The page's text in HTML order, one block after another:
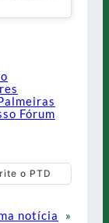
Fórum
o PTD
notícia
»